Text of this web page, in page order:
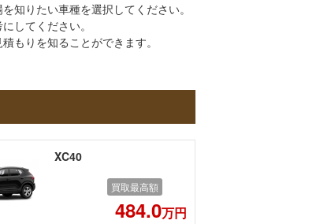
知りたい車種を選択してください。
してください。
もりを知ることができます。
XC40
買取最高額
484.0万円